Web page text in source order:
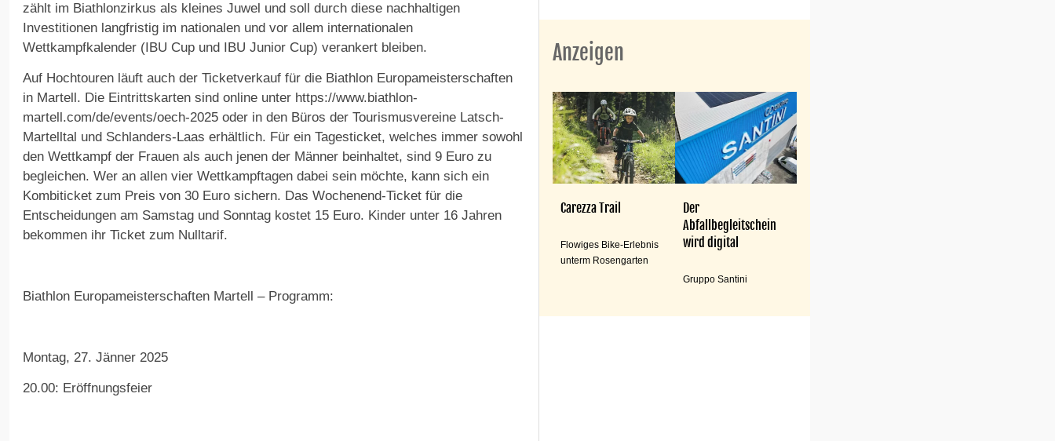
zählt im Biathlonzirkus als kleines Juwel und soll durch diese nachhaltigen
Investitionen langfristig im nationalen und vor allem internationalen
Wettkampfkalender (IBU Cup und IBU Junior Cup) verankert bleiben.
Auf Hochtouren läuft auch der Ticketverkauf für die Biathlon Europameisterschaften
in Martell. Die Eintrittskarten sind online unter https://www.biathlon-
martell.com/de/events/oech-2025 oder in den Büros der Tourismusvereine Latsch-
Martelltal und Schlanders-Laas erhältlich. Für ein Tagesticket, welches immer sowohl
den Wettkampf der Frauen als auch jenen der Männer beinhaltet, sind 9 Euro zu
begleichen. Wer an allen vier Wettkampftagen dabei sein möchte, kann sich ein
Kombiticket zum Preis von 30 Euro sichern. Das Wochenend-Ticket für die
Entscheidungen am Samstag und Sonntag kostet 15 Euro. Kinder unter 16 Jahren
bekommen ihr Ticket zum Nulltarif.
Biathlon Europameisterschaften Martell – Programm:
Montag, 27. Jänner 2025
20.00: Eröffnungsfeier
Anzeigen
Carezza Trail
Flowiges Bike-Erlebnis
unterm Rosengarten
Der
Abfallbegleitschein
wird digital
Gruppo Santini